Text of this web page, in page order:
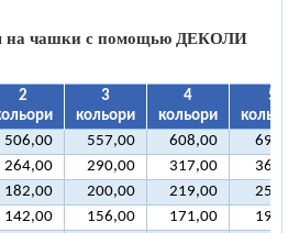
на чашки с помощью ДЕКОЛИ
2
3
кольори
4
кольори
5
506,00 557,00 608,00
264,00 290,00 317,00
182,00 200,00 219,00
142,00 156,00 171,00